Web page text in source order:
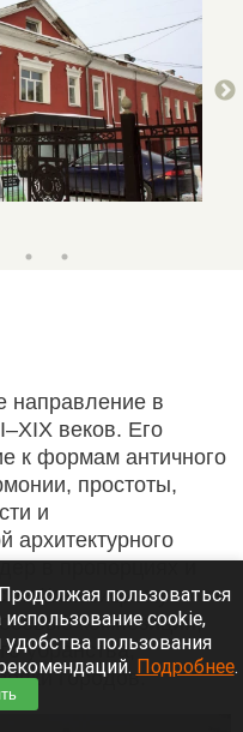
направление в
веков. Его
к формам античного
простоты,
и
архитектурного
в пропорциях и
Классицизму
композиции,
убранства,
городов.
пользоваться
cookie,
пользования
Подробнее.